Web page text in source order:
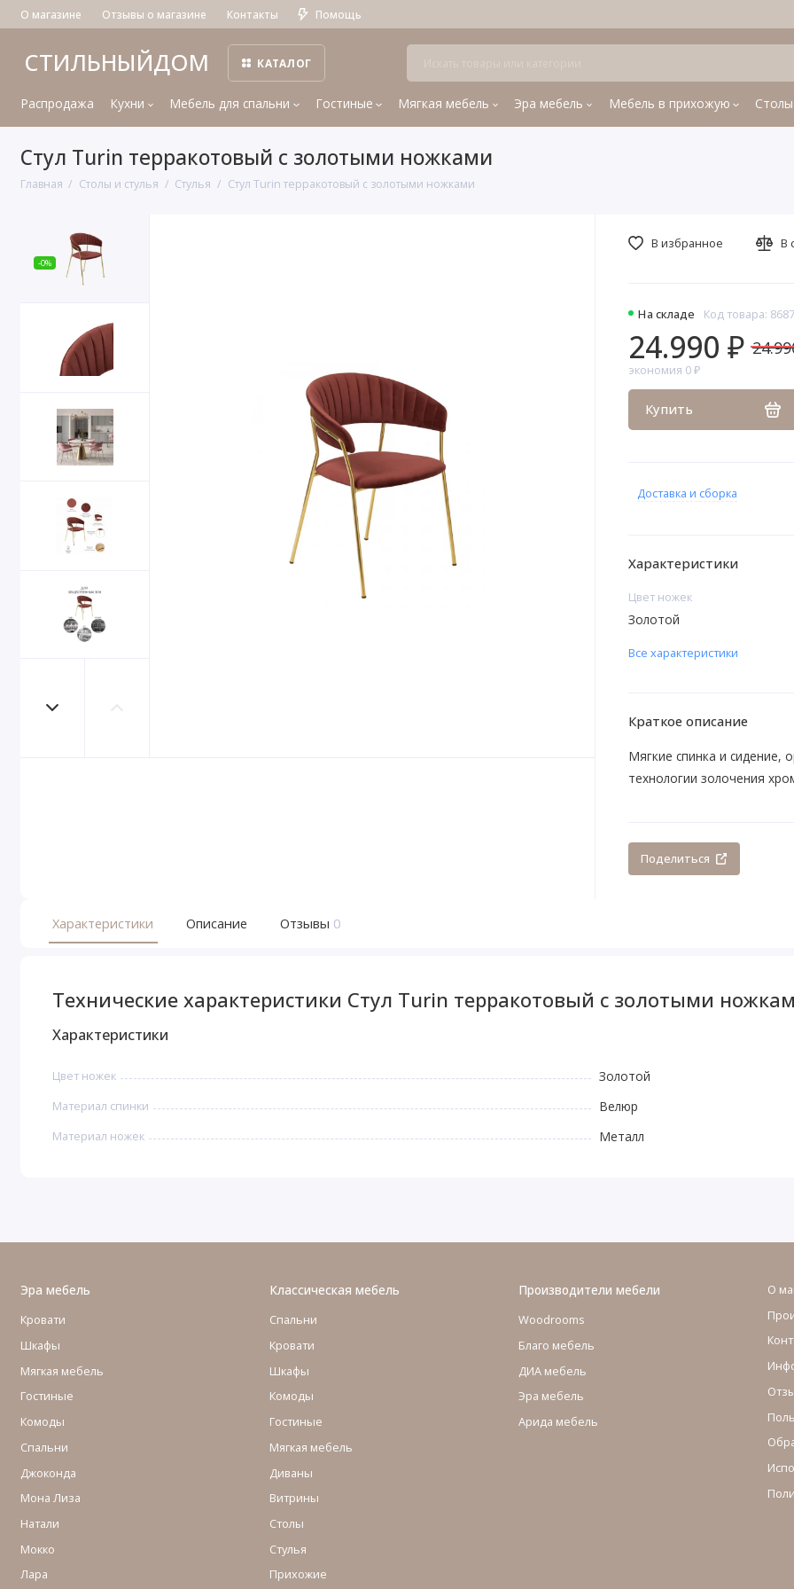
О магазине Отзывы о магазине Контакты Помощь
СТИЛЬНЫЙДОМ КАТАЛОГ
Распродажа Кухни Мебель для спальни Гостиные Мягкая мебель Эра мебель Мебель в прихожую
Стул Turin терракотовый с золотыми ножками
Главная Столы и стулья Стулья Стул Turin терракотовый с золотыми ножками
-0%
На складе Код товара:
24.990 ₽
экономия 0 ₽
Купить
В избранное В
Доставка и сборка
Характеристики
Цвет ножек
Золотой
Все характеристики
Краткое описание
Мягкие спинка и сидение,
технологии золочения
Поделиться
Характеристики Описание Отзывы 0
Технические характеристики Стул Turin терракотовый с золотыми
Характеристики
Цвет ножек Золотой
Материал спинки Велюр
Материал ножек Металл
Эра мебель
Кровати
Шкафы
Мягкая мебель
Гостиные
Комоды
Cпальни
Джоконда
Мона Лиза
Натали
Мокко
Лара
Классическая мебель
Спальни
Кровати
Шкафы
Комоды
Гостиные
Мягкая мебель
Диваны
Витрины
Столы
Стулья
Прихожие
Производители мебели
Woodrooms
Благо мебель
ДИА мебель
Эра мебель
Арида мебель
О